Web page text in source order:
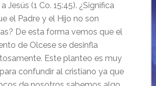
Jesús (1 Co. 15:45). ¿Significa
el Padre y el Hijo no son
De esta forma vemos que el
de Olcese se desinfla
Este planteo es muy
confundir al cristiano ya que